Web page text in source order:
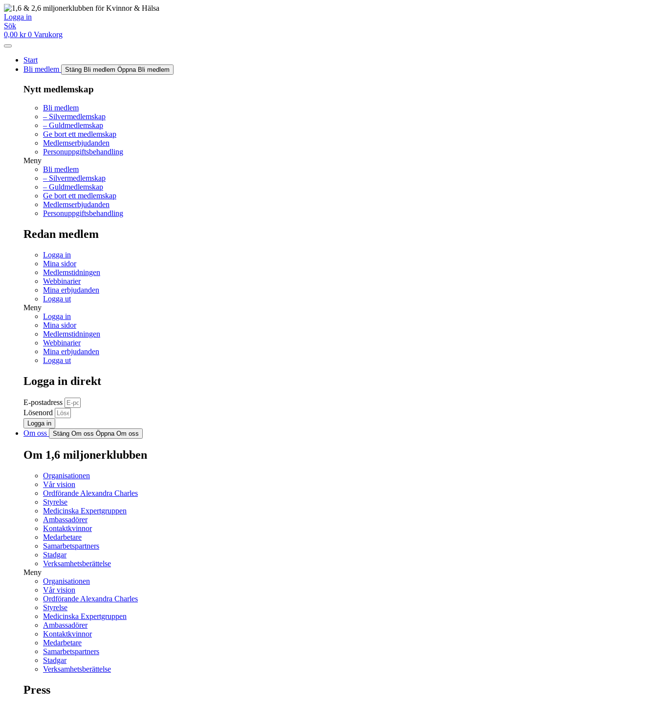
Hoppa
till
innehåll
Logga in
Sök
0,00 kr 0 Varukorg
Start
Bli medlem
Stäng Bli medlem Öppna Bli medlem
Nytt medlemskap
Bli medlem
– Silvermedlemskap
– Guldmedlemskap
Ge bort ett medlemskap
Medlemserbjudanden
Personuppgiftsbehandling
Meny
Bli medlem
– Silvermedlemskap
– Guldmedlemskap
Ge bort ett medlemskap
Medlemserbjudanden
Personuppgiftsbehandling
Redan medlem
Logga in
Mina sidor
Medlemstidningen
Webbinarier
Mina erbjudanden
Logga ut
Meny
Logga in
Mina sidor
Medlemstidningen
Webbinarier
Mina erbjudanden
Logga ut
Logga in direkt
E-postadress
Lösenord
Logga in
Om oss Stäng Om oss Öppna Om oss
Om 1,6 miljonerklubben
Organisationen
Vår vision
Ordförande Alexandra Charles
Styrelse
Medicinska Expertgruppen
Ambassadörer
Kontaktkvinnor
Medarbetare
Samarbetspartners
Stadgar
Verksamhetsberättelse
Meny
Organisationen
Vår vision
Ordförande Alexandra Charles
Styrelse
Medicinska Expertgruppen
Ambassadörer
Kontaktkvinnor
Medarbetare
Samarbetspartners
Stadgar
Verksamhetsberättelse
Press